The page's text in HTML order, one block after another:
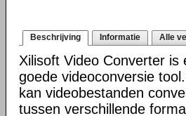
Beschrijving Informatie Alle
Xilisoft Video Converter is
goede videoconversie
kan videobestanden
tussen verschillende